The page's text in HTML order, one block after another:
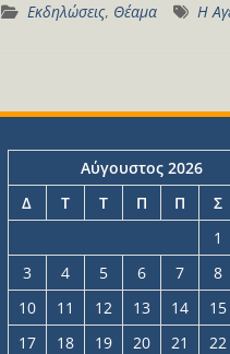
Εκδηλώσεις, Θέαμα Η
Αύγουστος 2026
Δ
Τ Τ Π Π Σ
1
3
4 5 6 7 8
10
11 12 13 14 15
17
18 19 20 21 22